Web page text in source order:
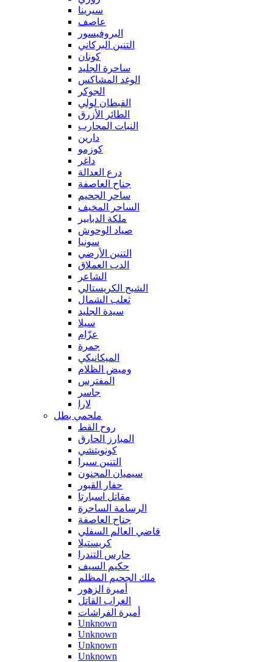
سيرينا
عاصف
البروفيسور
التنين البركاني
كونان
ساحرة الجليد
الوغد المشاكس
الجوكر
القبطان لولي
الطائر الأزرق
النبات المحارب
دارين
كوزمو
داغر
درع العدالة
جناح العاصفة
ساحر الجحيم
الساحر المخيف
ملكة الدبابير
صياد الوحوش
سونيا
التنين الأرضي
الدب العملاق
الشاعر
الشبح الكريستالي
ثعلب الشمال
سيدة الجليد
سيلا
عزّام
جمرة
الميكانيكي
وميض الظلام
المفترس
جاسر
لارا
ملحمي بطل
روح القط
المبارز الحارق
كونويتشي
التنين سيرا
سيميان المجنون
حفار القبور
مقاتل اسبارتا
الرسامة الساحرة
جناح العاصفة
قاضي العالم السفلي
كريستيلا
حارس التندرا
حكيم السيف
ملك الجحيم المظلم
أميرة الزهور
الغراب القاتل
أميرة الفراشات
Unknown
Unknown
Unknown
Unknown